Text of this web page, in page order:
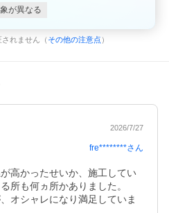
が異なる
れません（ その他の注意点 ）
2026/7/27
fre********さん
高かったせいか、施工してい
所も何ヵ所かありました。
オシャレになり満足していま